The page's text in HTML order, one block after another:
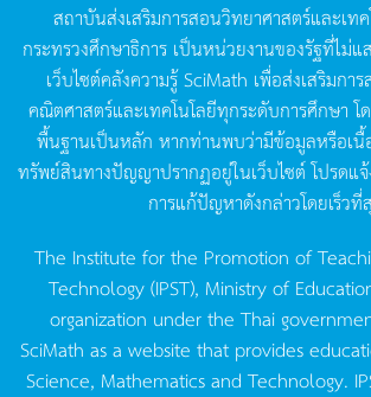
สถาบันส่งเสริมการสอนวิทยาศาสตร์และเท
กระทรวงศึกษาธิการ เป็นหน่วยงานของรัฐที่ไม่แ
เว็บไซต์คลังความรู้SciMath เพื่อส่งเสริมกา
คณิตศาสตร์และเทคโนโลยีทุกระดับการศึกษา โ
พื้นฐานเป็นหลัก หากท่านพบว่ามีข้อมูลหรือเนื้
ทรัพย์สินทางปัญญาปรากฏอยู่ในเว็บไซต์โปรดแ
การแก้ปัญหาดังกล่าวโดยเร็วที่
The Institute for the Promotion of
Technology (IPST), Ministry of
organization under the Thai
SciMath as a website that provides
Science, Mathematics and Technology.